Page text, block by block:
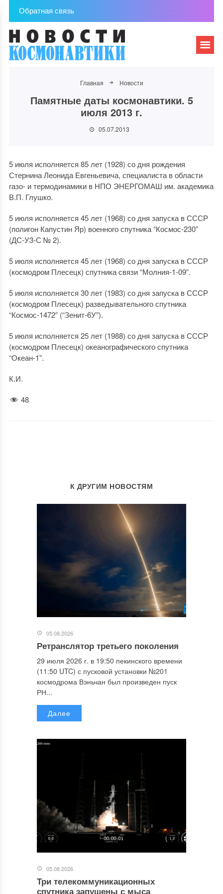
Обратная связь
Главная Новости
Памятные даты космонавтики. 5
июля 2013 г.
05.07.2013
5 июля исполняется 85 лет (1928) со дня рождения
Стернина Леонида Евгеньевича, специалиста в области
газо- и термодинамики в НПО ЭНЕРГОМАШ им. академика
В.П. Глушко.
5 июля исполняется 45 лет (1968) со дня запуска в СССР
(полигон Капустин Яр) военного спутника “Космос-230”
(ДС-У3-С № 2).
5 июля исполняется 45 лет (1968) со дня запуска в СССР
(космодром Плесецк) спутника связи “Молния-1-09”.
5 июля исполняется 30 лет (1983) со дня запуска в СССР
(космодром Плесецк) разведывательного спутника
“Космос-1472” (“Зенит-6У”).
5 июля исполняется 25 лет (1988) со дня запуска в СССР
(космодром Плесецк) океанографического спутника
“Океан-1”.
К.И.
48
К ДРУГИМ НОВОСТЯМ
05.08.2026
Ретранслятор третьего поколения
29 июля 2026 г. в 19:50 пекинского времени
(11:50 UTC) с пусковой установки №201
космодрома Вэньчан был произведен пуск
РН...
Далее
05.08.2026
Три телекоммуникационных
спутника запущены с мыса